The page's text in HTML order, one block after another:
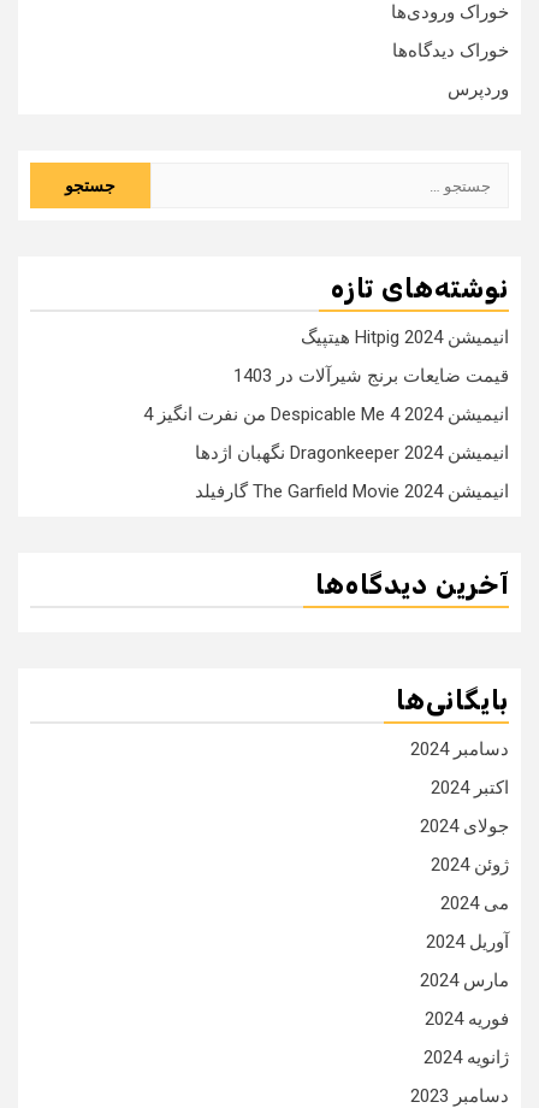
خوراک ورودی‌ها
خوراک دیدگاه‌ها
وردپرس
نوشته‌های تازه
انیمیشن Hitpig 2024 هیتپیگ
قیمت ضایعات برنج شیرآلات در 1403
انیمیشن Despicable Me 4 2024 من نفرت انگیز 4
انیمیشن Dragonkeeper 2024 نگهبان اژدها
انیمیشن The Garfield Movie 2024 گارفیلد
آخرین دیدگاه‌ها
بایگانی‌ها
دسامبر 2024
اکتبر 2024
جولای 2024
ژوئن 2024
می 2024
آوریل 2024
مارس 2024
فوریه 2024
ژانویه 2024
دسامبر 2023